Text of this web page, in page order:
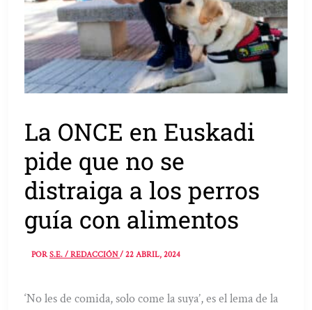
La ONCE en Euskadi
pide que no se
distraiga a los perros
guía con alimentos
PORS.E. / REDACCIÓN/22 ABRIL, 2024
‘No les de comida, solo come la suya’, es el lema de la